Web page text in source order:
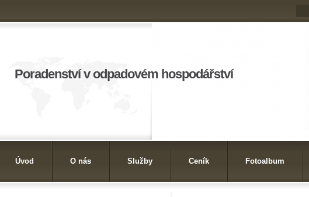
Poradenství v odpadovém hospodářství
Úvod O nás Služby Ceník Fotoalbum